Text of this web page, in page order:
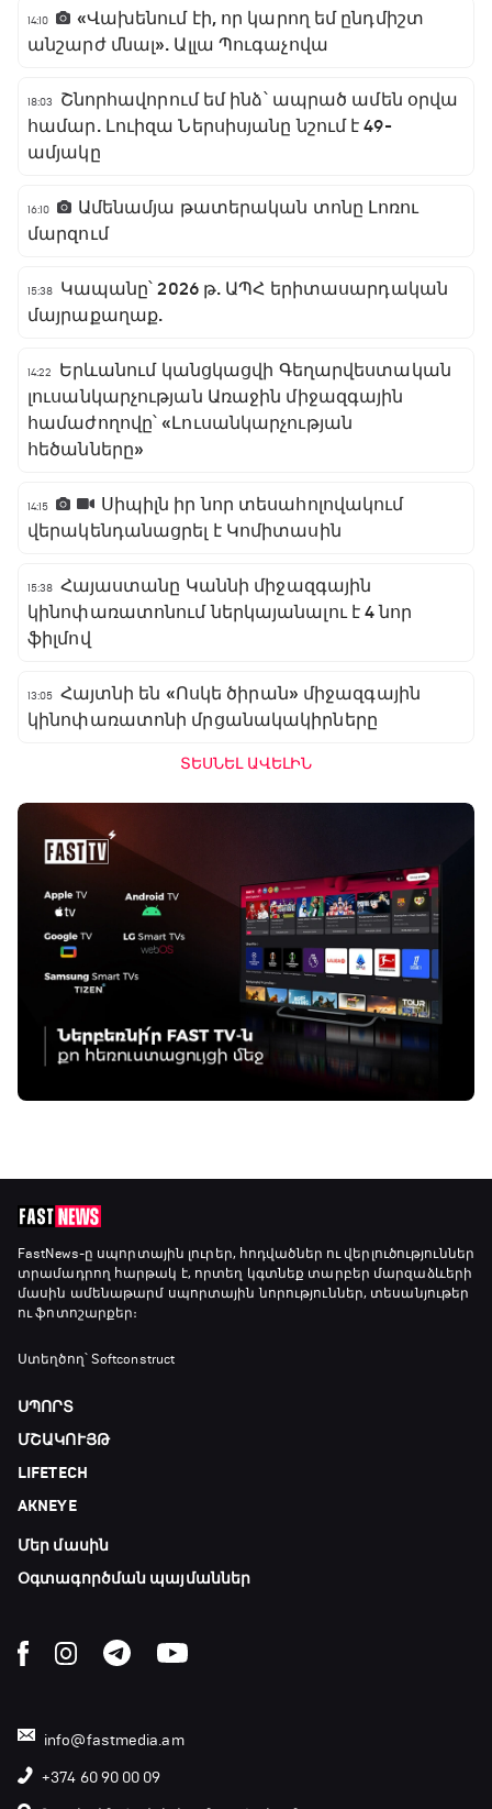
14:10
«Վախենում էի, որ կարող եմ ընդմիշտ
անշարժ մնալ». Ալլա Պուգաչովա
18:03
Շնորհավորում եմ ինձ՝ ապրած ամեն օրվա
համար. Լուիզա Ներսիսյանը նշում է 49-
ամյակը
16:10
Ամենամյա թատերական տոնը Լոռու
մարզում
15:38
Կապանը՝ 2026 թ. ԱՊՀ երիտասարդական
մայրաքաղաք.
14:22
Երևանում կանցկացվի Գեղարվեստական
լուսանկարչության Առաջին միջազգային
համաժողովը՝ «Լուսանկարչության
հեծանները»
14:15
Սիպիլն իր նոր տեսահոլովակում
վերակենդանացրել է Կոմիտասին
15:38 Հայաստանը Կաննի միջազգային
կինոփառատոնում ներկայանալու է 4 նոր
ֆիլմով
13:05 Հայտնի են «Ոսկե ծիրան» միջազգային
կինոփառատոնի մրցանակակիրները
ՏԵՍՆԵԼ ԱՎԵԼԻՆ
FastNews-ը սպորտային լուրեր, հոդվածներ ու վերլուծություններ
տրամադրող հարթակ է, որտեղ կգտնեք տարբեր մարզաձևերի
մասին ամենաթարմ սպորտային նորություններ, տեսանյութեր
ու ֆոտոշարքեր։
Ստեղծող՝ Softconstruct
ՍՊՈՐՏ
ՄՇԱԿՈՒՅԹ
LIFETECH
AKNEYE
Մեր մասին
Օգտագործման պայմաններ
info@fastmedia.am
+374 60 90 00 09